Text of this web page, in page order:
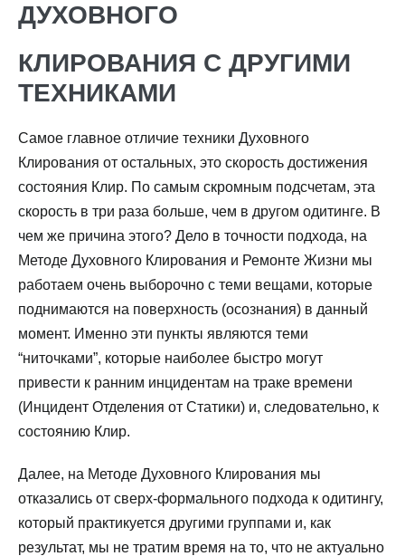
ДУХОВНОГО
КЛИРОВАНИЯ С ДРУГИМИ
ТЕХНИКАМИ
Самое главное отличие техники Духовного
Клирования от остальных, это скорость достижения
состояния Клир. По самым скромным подсчетам, эта
скорость в три раза больше, чем в другом одитинге. В
чем же причина этого? Дело в точности подхода, на
Методе Духовного Клирования и Ремонте Жизни мы
работаем очень выборочно с теми вещами, которые
поднимаются на поверхность (осознания) в данный
момент. Именно эти пункты являются теми
“ниточками”, которые наиболее быстро могут
привести к ранним инцидентам на траке времени
(Инцидент Отделения от Статики) и, следовательно, к
состоянию Клир.
Далее, на Методе Духовного Клирования мы
отказались от сверх-формального подхода к одитингу,
который практикуется другими группами и, как
результат, мы не тратим время на то, что не актуально